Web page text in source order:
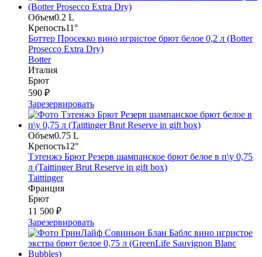
Объем0.2 L
Крепость11°
Боттер Просекко вино игристое брют белое 0,2 л (Botter
Prosecco Extra Dry)
Botter
Италия
Брют
590 ₽
Зарезервировать
Объем0.75 L
Крепость12°
Тэтенжэ Брют Резерв шампанское брют белое в п\у 0,75
л (Taittinger Brut Reserve in gift box)
Taittinger
Франция
Брют
11 500 ₽
Зарезервировать